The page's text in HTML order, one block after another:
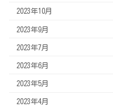
2023年10月
2023年9月
2023年7月
2023年6月
2023年5月
2023年4月